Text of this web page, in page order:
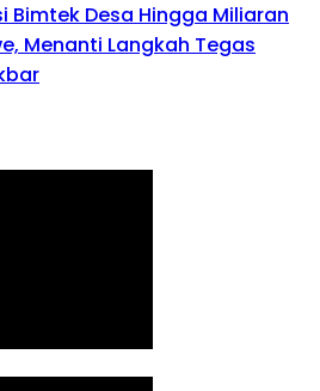
Bimtek Desa Hingga Miliaran
Menanti Langkah Tegas